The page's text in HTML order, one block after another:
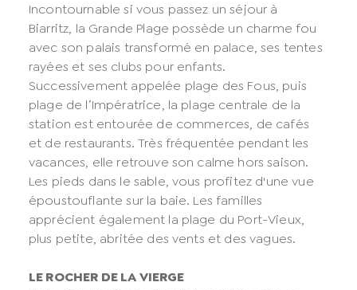
Incontournable si vous passez un séjour à
Biarritz, la Grande Plage possède un charme fou
avec son palais transformé en palace, ses tentes
rayées et ses clubs pour enfants.
Successivement appelée plage des Fous, puis
plage de l’Impératrice, la plage centrale de la
station est entourée de commerces, de cafés
et de restaurants. Très fréquentée pendant les
vacances, elle retrouve son calme hors saison.
Les pieds dans le sable, vous profitez d'une vue
époustouflante sur la baie. Les familles
apprécient également la plage du Port-Vieux,
plus petite, abritée des vents et des vagues.
LE ROCHER DE LA VIERGE